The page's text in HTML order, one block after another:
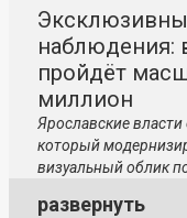
наблюдения:
пройдёт
миллион
Ярославские
который
визуальный облик
развернуть